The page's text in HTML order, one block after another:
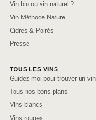
Vin bio ou vin naturel ?
Vin Méthode Nature
Cidres & Poirés
Presse
TOUS LES VINS
Guidez-moi pour trouver un vin
Tous nos bons plans
Vins blancs
Vins rouges